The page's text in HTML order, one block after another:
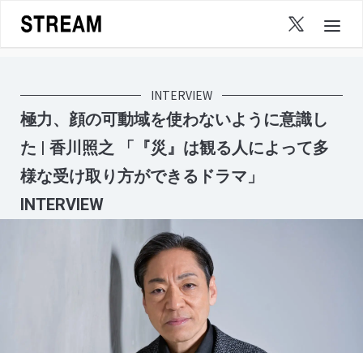
content
INTERVIEW
極力、顔の可動域を使わないように意識し
た | 香川照之 「『災』は観る人によって多
様な受け取り方ができるドラマ」
INTERVIEW